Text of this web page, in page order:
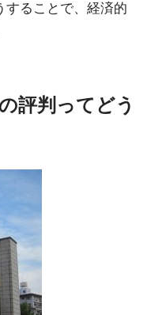
することで、経済的
評判ってどう